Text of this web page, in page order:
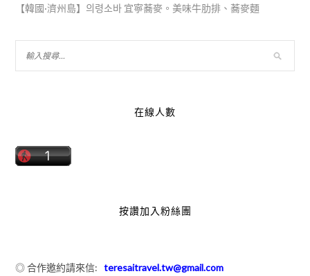
【韓國·濟州島】의령소바 宜寧蕎麥。美味牛肋排、蕎麥麵
在線人數
按讚加入粉絲團
◎ 合作邀約請來信:teresaitravel.tw@gmail.com